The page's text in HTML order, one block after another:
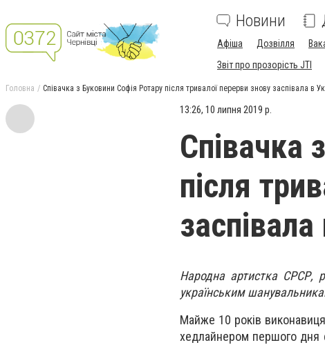
Новини
Афіша Дозвілля
Звіт про прозорість JTI
Головна Співачка з Буковини Софія Ротару після тривалої перерви знову заспівала в
13:26, 10 липня 2019 р.
Співачка
після
заспівала
Народна артистка СРСР,
українським
Майже 10 років виконавиця
хедлайнером першого дня